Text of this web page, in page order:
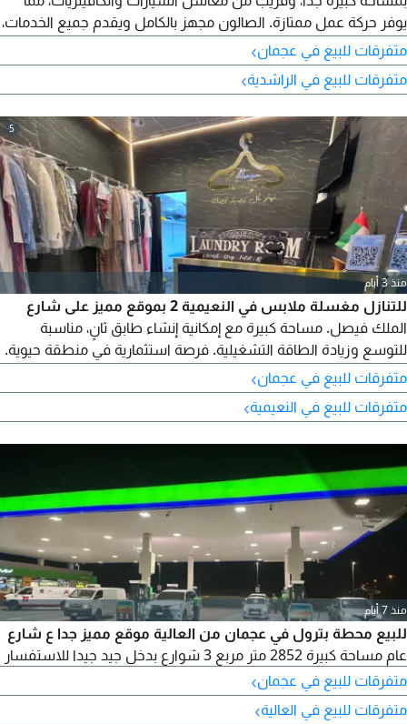
يوفر حركة عمل ممتازة. الصالون مجهز بالكامل ويقدم جميع الخدمات،
وهو جاهز للتشغيل الفوري. قيمة التنازل 80,000 درهم شاملة تجديد
الرخصة لمدة سنة وعقد الإيجار لمدة سنة. الإيجار السنوي 47,000
درهم.
متفرقات للبيع في عجمان›
متفرقات للبيع في الراشدية›
5
منذ 3 أيام
للتنازل مغسلة ملابس في النعيمية 2 بموقع مميز على شارع
الملك فيصل. مساحة كبيرة مع إمكانية إنشاء طابق ثانٍ، مناسبة
للتوسع وزيادة الطاقة التشغيلية. فرصة استثمارية في منطقة حيوية.
سعر التنازل 100000 درهم قابل للتفاوض، والإيجار السنوي 50000
درهم.
متفرقات للبيع في عجمان›
متفرقات للبيع في النعيمية›
منذ 7 أيام
للبيع محطة بترول في عجمان من العالية موقع مميز جدا ع شارع
عام مساحة كبيرة 2852 متر مربع 3 شوارع بدخل جيد جيدا للاستفسار
متفرقات للبيع في عجمان›
متفرقات للبيع في العالية›